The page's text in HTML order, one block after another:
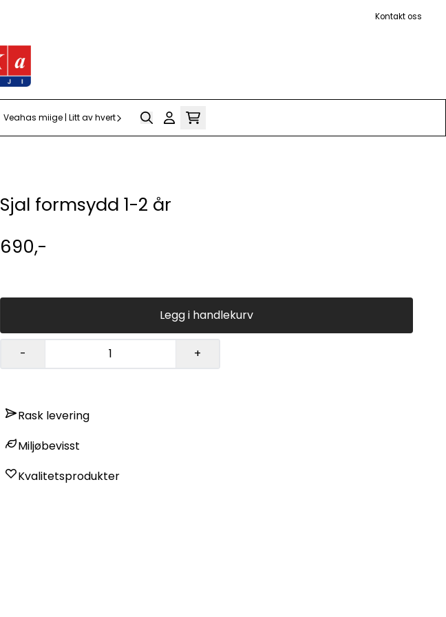
Kontakt oss
Veahas miige | Litt av hvert
Sjal formsydd 1-2 år
690,-
Legg i handlekurv
- +
Rask levering
Miljøbevisst
Kvalitetsprodukter